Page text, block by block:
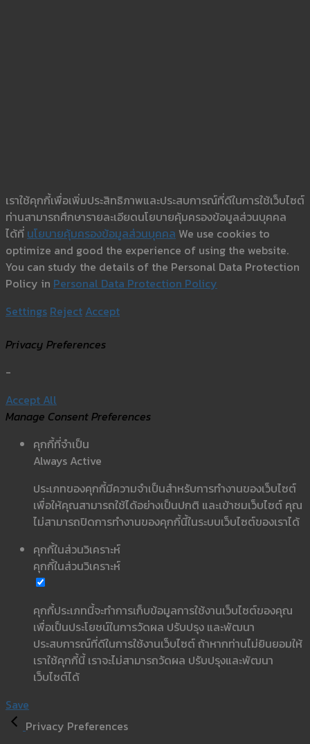
เราใช้คุกกี้เพื่อเพิ่มประสิทธิภาพและประสบการณ์ที่ดีในการใช้เว็บไซต์
ท่านสามารถศึกษารายละเอียดนโยบายคุ้มครองข้อมูลส่วนบุคคล
ได้ที่ นโยบายคุ้มครองข้อมูลส่วนบุคคล We use cookies to
optimize and good the experience of using the website.
You can study the details of the Personal Data Protection
Policy in Personal Data Protection Policy
Settings Reject Accept
Privacy Preferences
-
Accept All
Manage Consent Preferences
คุกกี้ที่จำเป็น
Always Active
ประเภทของคุกกี้มีความจำเป็นสำหรับการทำงานของเว็บไซต์
เพื่อให้คุณสามารถใช้ได้อย่างเป็นปกติ และเข้าชมเว็บไซต์ คุณ
ไม่สามารถปิดการทำงานของคุกกี้นี้ในระบบเว็บไซต์ของเราได้
คุกกี้ในส่วนวิเคราะห์
คุกกี้ในส่วนวิเคราะห์
คุกกี้ประเภทนี้จะทำการเก็บข้อมูลการใช้งานเว็บไซต์ของคุณ
เพื่อเป็นประโยชน์ในการวัดผล ปรับปรุง และพัฒนา
ประสบการณ์ที่ดีในการใช้งานเว็บไซต์ ถ้าหากท่านไม่ยินยอมให้
เราใช้คุกกี้นี้ เราจะไม่สามารถวัดผล ปรับปรุงและพัฒนา
เว็บไซต์ได้
Save
Privacy Preferences